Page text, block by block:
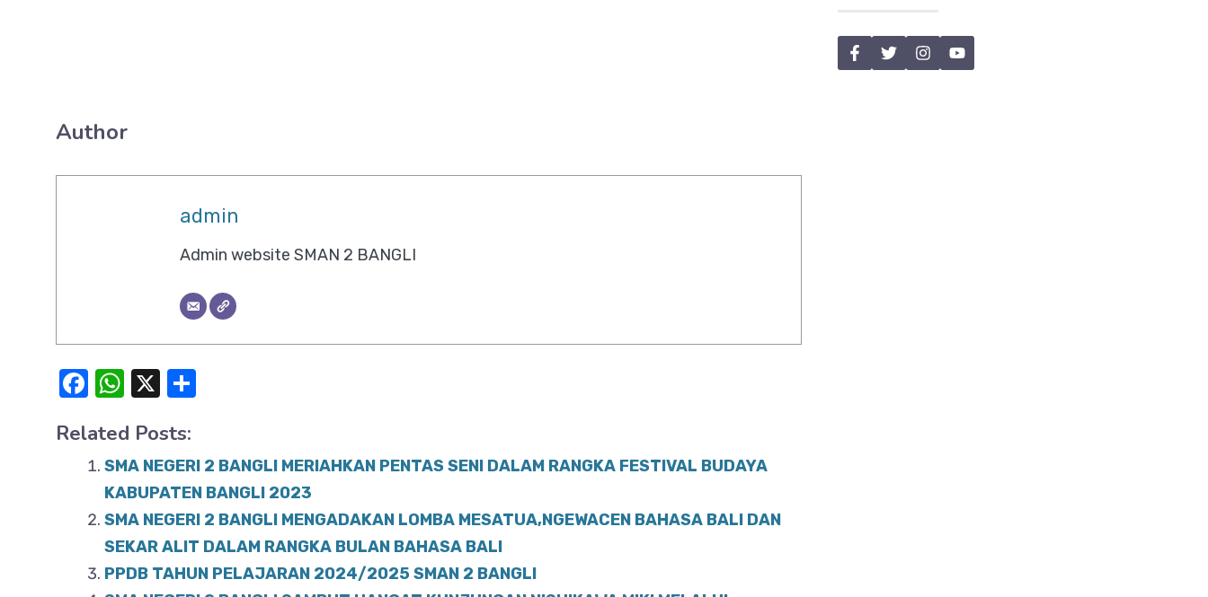
Author
admin
Admin website SMAN 2 BANGLI
F
c
e
o
o
k
W
at
s
A
p
p
X
e
Related Posts:
SMA NEGERI 2 BANGLI MERIAHKAN PENTAS SENI DALAM RANGKA FESTIVAL BUDAYA
KABUPATEN BANGLI 2023
SMA NEGERI 2 BANGLI MENGADAKAN LOMBA MESATUA,NGEWACEN BAHASA BALI DAN
SEKAR ALIT DALAM RANGKA BULAN BAHASA BALI
PPDB TAHUN PELAJARAN 2024/2025 SMAN 2 BANGLI